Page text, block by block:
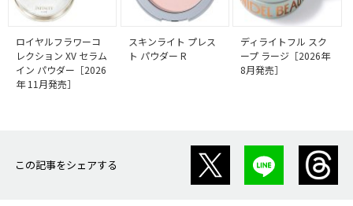
ロイヤルフラワーコ
レクション XV セラム
イン パウダー［2026
年 11月発売］
スキンライト プレス
ト パウダー R
ディライトフル スク
ープ ラージ［2026年
8月発売］
この記事をシェアする